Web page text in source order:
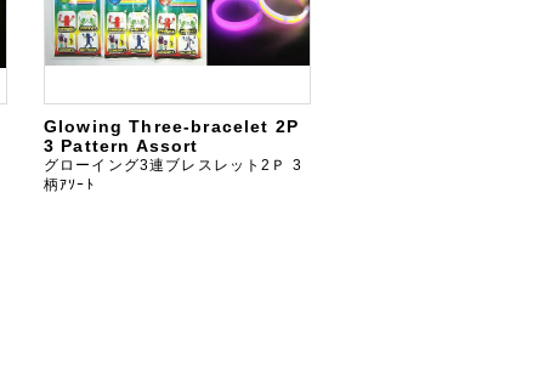
Glowing Three-bracelet 2P
3 Pattern Assort
グローイング3連ブレスレット2Ｐ 3
柄ｱｿｰﾄ